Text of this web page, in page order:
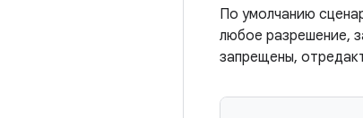
По умолчанию
любое разрешение,
запрещены,